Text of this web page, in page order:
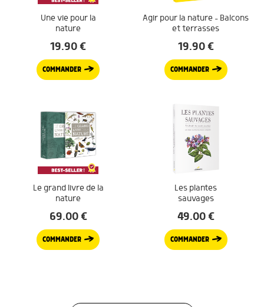
Une vie pour la
nature
19.90€
COMMANDER
Agir pour la nature – Balcons
et terrasses
19.90€
COMMANDER
Le grand livre de la
nature
69.00€
COMMANDER
Les plantes
sauvages
49.00€
COMMANDER